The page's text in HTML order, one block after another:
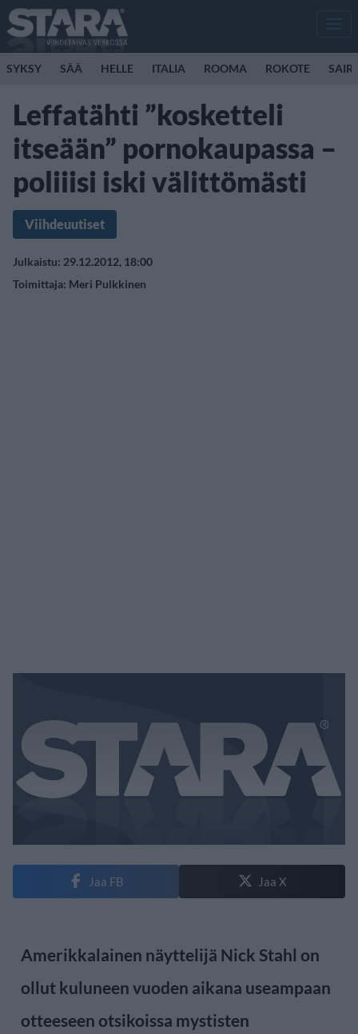
SYKSY SÄÄ HELLE ITALIA ROOMA ROKOTE
Leffatähti ”kosketteli
itseään” pornokaupassa –
poliiisi iski välittömästi
Viihdeuutiset
Julkaistu: 29.12.2012, 18:00
Toimittaja: Meri Pulkkinen
Jaa FB Jaa X
Amerikkalainen näyttelijä Nick Stahl on
ollut kuluneen vuoden aikana useampaan
otteeseen otsikoissa mystisten